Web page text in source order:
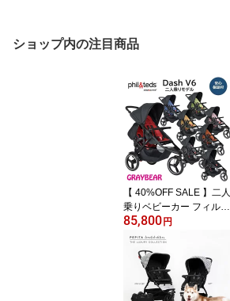
ショップ内の注目商品
【 40%OFF SALE 】二人
乗りベビーカー フィルア
ンドテッズ ダッシュ V6
2019＋モデル【8色あ
り】 phil&teds Dash V6
2019+
85,800 円